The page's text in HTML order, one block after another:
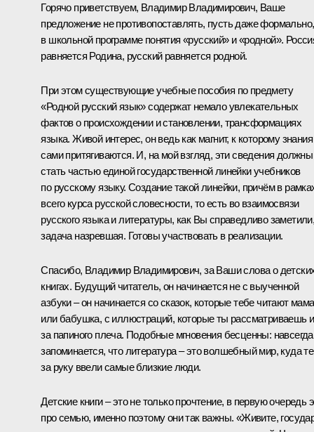
Горячо приветствуем, Владимир Владимирович, Ваше
предложение не противопоставлять, пусть даже формально,
в школьной программе понятия «русский» и «родной».
равняется Родина, русский равняется родной.
При этом существующие учебные пособия по предмету
«Родной русский язык» содержат немало увлекательных
фактов о происхождении и становлении, трансформациях
языка. Живой интерес, он ведь как магнит, к которому знания
сами притягиваются. И, на мой взгляд, эти сведения должны
стать частью единой государственной линейки учебников
по русскому языку. Создание такой линейки, причём в
всего курса русской словесности, то есть во взаимосвязи
русского языка и литературы, как Вы справедливо
задача назревшая. Готовы участвовать в реализации.
Спасибо, Владимир Владимирович, за Ваши слова о
книгах. Будущий читатель, он начинается не с выученной
азбуки – он начинается со сказок, которые тебе читают мама
или бабушка, с иллюстраций, которые ты рассматриваешь
за папиного плеча. Подобные мгновения бесценны: навсегда
запоминается, что литература – это волшебный мир, куда
за руку ввели самые близкие люди.
Детские книги – это не только прочтение, в первую очередь
про семью, именно поэтому они так важны. «Живите,